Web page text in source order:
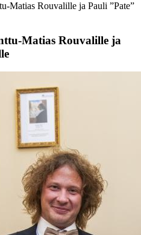
Matias Rouvalille ja Pauli ”Pate”
Matias Rouvalille ja